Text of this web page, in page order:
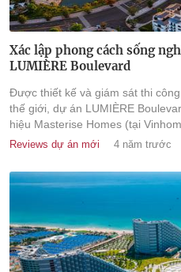
Xác lập phong cách sống
LUMIÈRE Boulevard
Được thiết kế và giám sát thi
thế giới, dự án LUMIÈRE
hiệu Masterise Homes (tại
kiến tạo không gian sống nghỉ
đẳng cấp.
Reviews dự án mới 4 năm trước